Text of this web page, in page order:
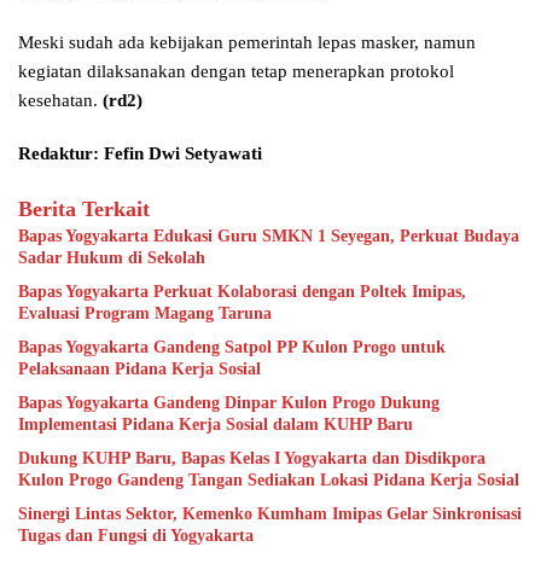
Meski sudah ada kebijakan pemerintah lepas masker, namun
kegiatan dilaksanakan dengan tetap menerapkan protokol
kesehatan. (rd2)
Redaktur: Fefin Dwi Setyawati
Berita Terkait
Bapas Yogyakarta Edukasi Guru SMKN 1 Seyegan, Perkuat Budaya
Sadar Hukum di Sekolah
Bapas Yogyakarta Perkuat Kolaborasi dengan Poltek Imipas,
Evaluasi Program Magang Taruna
Bapas Yogyakarta Gandeng Satpol PP Kulon Progo untuk
Pelaksanaan Pidana Kerja Sosial
Bapas Yogyakarta Gandeng Dinpar Kulon Progo Dukung
Implementasi Pidana Kerja Sosial dalam KUHP Baru
Dukung KUHP Baru, Bapas Kelas I Yogyakarta dan Disdikpora
Kulon Progo Gandeng Tangan Sediakan Lokasi Pidana Kerja Sosial
Sinergi Lintas Sektor, Kemenko Kumham Imipas Gelar Sinkronisasi
Tugas dan Fungsi di Yogyakarta